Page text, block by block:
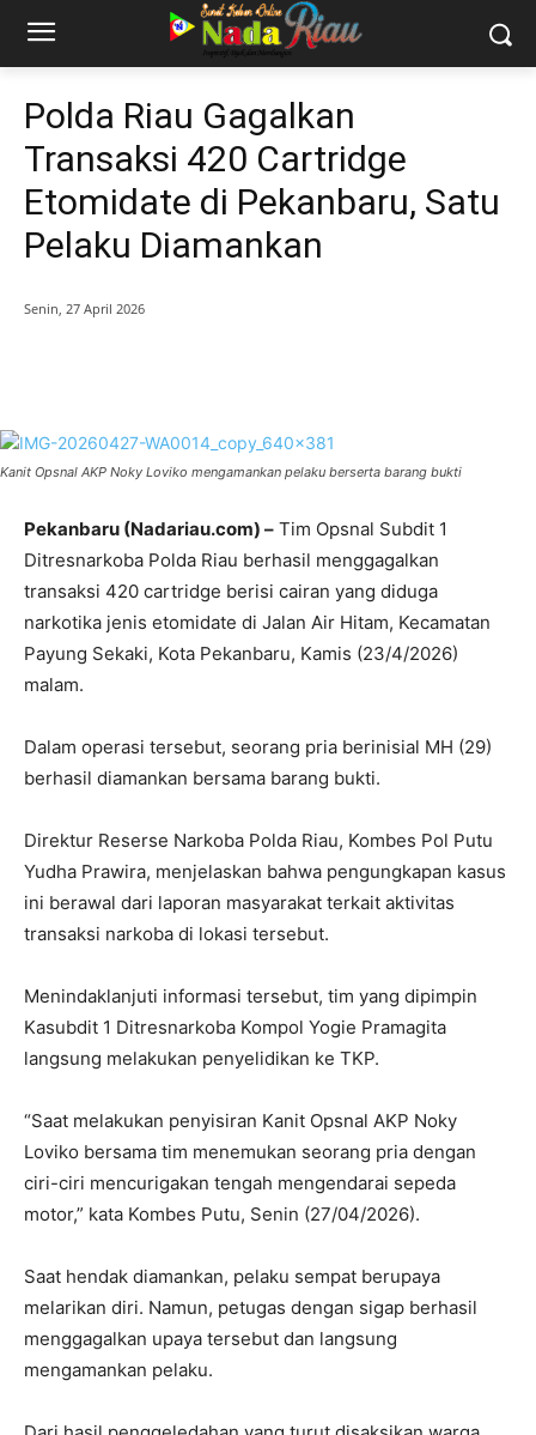
Polda Riau Gagalkan
Transaksi 420 Cartridge
Etomidate di Pekanbaru, Satu
Pelaku Diamankan
Senin, 27 April 2026
Kanit Opsnal AKP Noky Loviko mengamankan pelaku berserta barang bukti
Pekanbaru (Nadariau.com) – Tim Opsnal Subdit 1
Ditresnarkoba Polda Riau berhasil menggagalkan
transaksi 420 cartridge berisi cairan yang diduga
narkotika jenis etomidate di Jalan Air Hitam, Kecamatan
Payung Sekaki, Kota Pekanbaru, Kamis (23/4/2026)
malam.
Dalam operasi tersebut, seorang pria berinisial MH (29)
berhasil diamankan bersama barang bukti.
Direktur Reserse Narkoba Polda Riau, Kombes Pol Putu
Yudha Prawira, menjelaskan bahwa pengungkapan kasus
ini berawal dari laporan masyarakat terkait aktivitas
transaksi narkoba di lokasi tersebut.
Menindaklanjuti informasi tersebut, tim yang dipimpin
Kasubdit 1 Ditresnarkoba Kompol Yogie Pramagita
langsung melakukan penyelidikan ke TKP.
“Saat melakukan penyisiran Kanit Opsnal AKP Noky
Loviko bersama tim menemukan seorang pria dengan
ciri-ciri mencurigakan tengah mengendarai sepeda
motor,” kata Kombes Putu, Senin (27/04/2026).
Saat hendak diamankan, pelaku sempat berupaya
melarikan diri. Namun, petugas dengan sigap berhasil
menggagalkan upaya tersebut dan langsung
mengamankan pelaku.